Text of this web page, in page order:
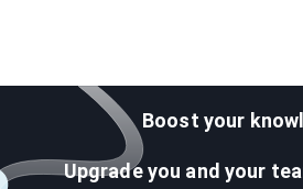
Boost your
Upgrade you and your